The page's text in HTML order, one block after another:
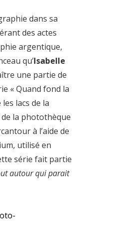
dans sa
des actes
argentique,
qu’Isabelle
une partie de
« Quand fond la
lacs de la
de la photothèque
à l’aide de
utilisé en
série fait partie
autour qui parait